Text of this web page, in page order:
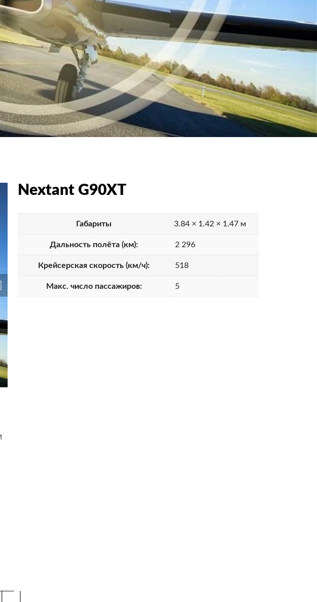
Nextant G90XT
Габариты 3.84 × 1.42 × 1.47 м
Дальность полёта (км): 2 296
Крейсерская скорость (км/ч): 518
Макс. число пассажиров: 5